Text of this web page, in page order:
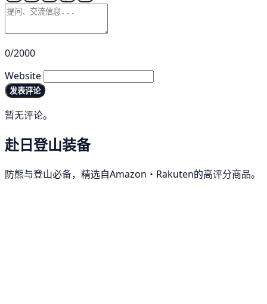
0/2000
Website
发表评论
暂无评论。
赴日登山装备
防熊与登山必备，精选自Amazon・Rakuten的高评分商品。